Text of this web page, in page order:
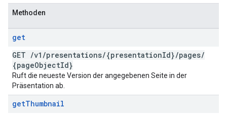
Methoden
get
GET /v1 /presentations/{presentationId}/pages/
{pageObjectId}
Ruft die neueste Version der angegebenen Seite in der
Präsentation ab.
getThumbnail